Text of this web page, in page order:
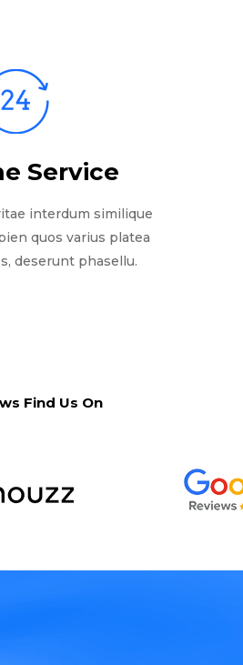
Service
interdum similique
quos varius platea
deserunt phasellu.
Find Us On